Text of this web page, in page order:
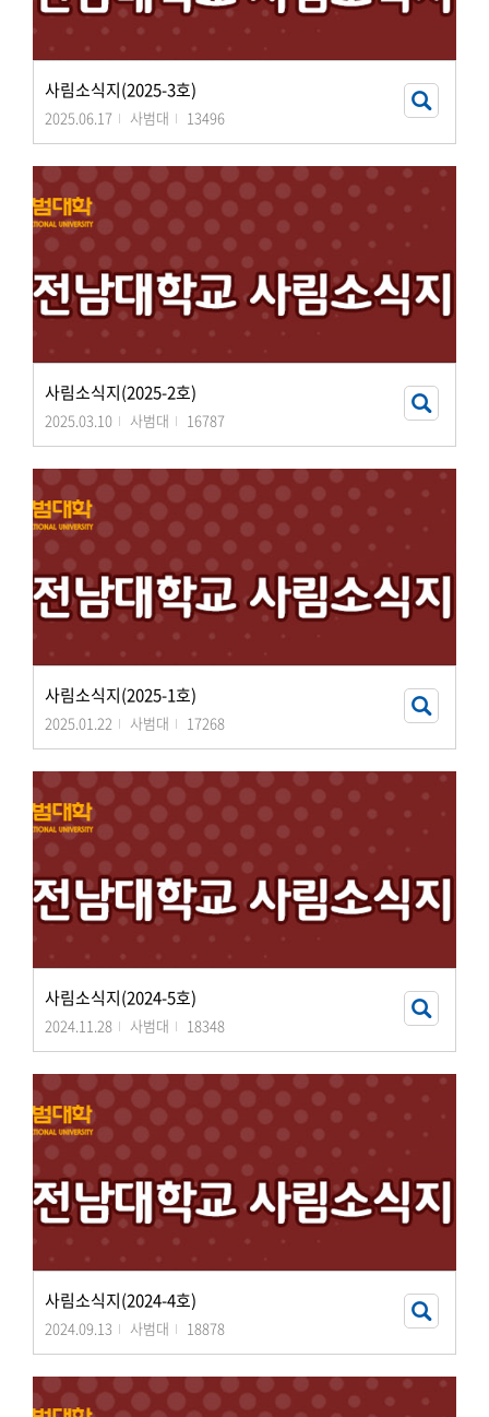
사림소식지(2025-3호)
2025.06.17 사범대 13496
사림소식지(2025-2호)
2025.03.10 사범대 16787
사림소식지(2025-1호)
2025.01.22 사범대 17268
사림소식지(2024-5호)
2024.11.28 사범대 18348
사림소식지(2024-4호)
2024.09.13 사범대 18878